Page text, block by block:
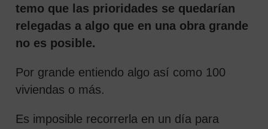
temo que las prioridades se quedarían
relegadas a algo que en una obra grande
no es posible.
Por grande entiendo algo así como 100
viviendas o más.
Es imposible recorrerla en un día para